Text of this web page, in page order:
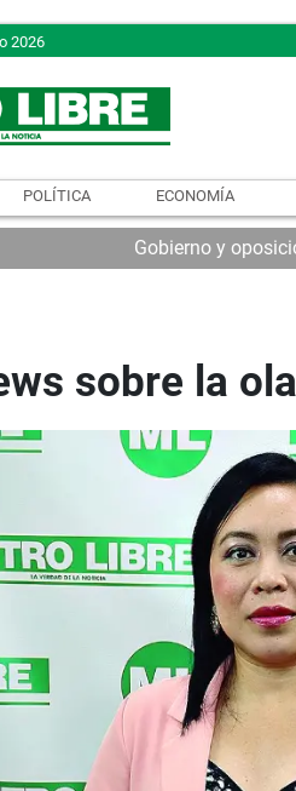
2026
POLÍTICA ECONOMÍA
Gobierno y
sobre la